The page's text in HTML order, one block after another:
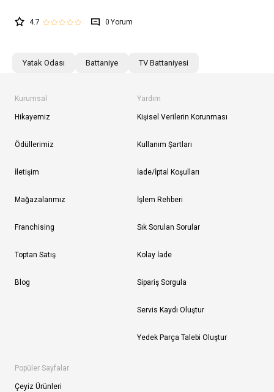
4.7 0
Yatak Odası Battaniye TV Battaniyesi
Kurumsal
Hikayemiz
Ödüllerimiz
İletişim
Mağazalarımız
Franchising
Toptan Satış
Blog
Yardım
Kişisel Verilerin Korunması
Kullanım Şartları
İade/İptal Koşulları
İşlem Rehberi
Sık Sorulan Sorular
Kolay İade
Sipariş Sorgula
Servis Kaydı Oluştur
Yedek Parça Talebi Oluştur
Popüler Sayfalar
Çeyiz Ürünleri